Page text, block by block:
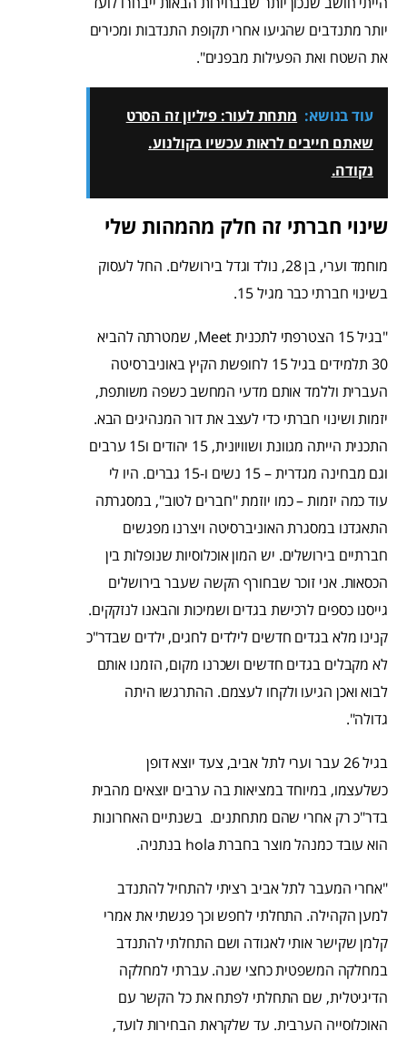
יותר מתנדבים שהגיעו אחרי תקופת התנדבות ומכירים
את השטח ואת הפעילות מבפנים".
עוד בנושא: מתחת לעור: פיליון זה הסרט
שאתם חייבים לראות עכשיו בקולנוע.
נקודה.
שינוי חברתי זה חלק מהמהות שלי
מוחמד וערי, בן 28, נולד וגדל בירושלים. החל לעסוק
בשינוי חברתי כבר מגיל 15.
"בגיל 15 הצטרפתי לתכנית Meet, שמטרתה להביא
30 תלמידים בגיל 15 לחופשת הקיץ באוניברסיטה
העברית וללמד אותם מדעי המחשב כשפה משותפת,
יזמות ושינוי חברתי כדי לעצב את דור המנהיגים הבא.
התכנית הייתה מגוונת ושוויונית, 15 יהודים ו15 ערבים
וגם מבחינה מגדרית – 15 נשים ו-15 גברים. היו לי
עוד כמה יזמות – כמו יוזמת "חברים לטוב", במסגרתה
התאגדנו במסגרת האוניברסיטה ויצרנו מפגשים
חברתיים בירושלים. יש המון אוכלוסיות שנופלות בין
הכסאות. אני זוכר שבחורף הקשה שעבר בירושלים
גייסנו כספים לרכישת בגדים ושמיכות והבאנו לנזקקים.
קנינו מלא בגדים חדשים לילדים לחגים, ילדים שבדר"כ
לא מקבלים בגדים חדשים ושכרנו מקום, הזמנו אותם
לבוא ואכן הגיעו ולקחו לעצמם. ההתרגשו היתה
גדולה".
בגיל 26 עבר וערי לתל אביב, צעד יוצא דופן
כשלעצמו, במיוחד במציאות בה ערבים יוצאים מהבית
בדר"כ רק אחרי שהם מתחתנים. בשנתיים האחרונות
הוא עובד כמנהל מוצר בחברת hola בנתניה.
"אחרי המעבר לתל אביב רציתי להתחיל להתנדב
למען הקהילה. התחלתי לחפש וכך פגשתי את אמרי
קלמן שקישר אותי לאגודה ושם התחלתי להתנדב
במחלקה המשפטית כחצי שנה. עברתי למחלקה
הדיגיטלית, שם התחלתי לפתח את כל הקשר עם
האוכלוסייה הערבית. עד שלקראת הבחירות לועד,